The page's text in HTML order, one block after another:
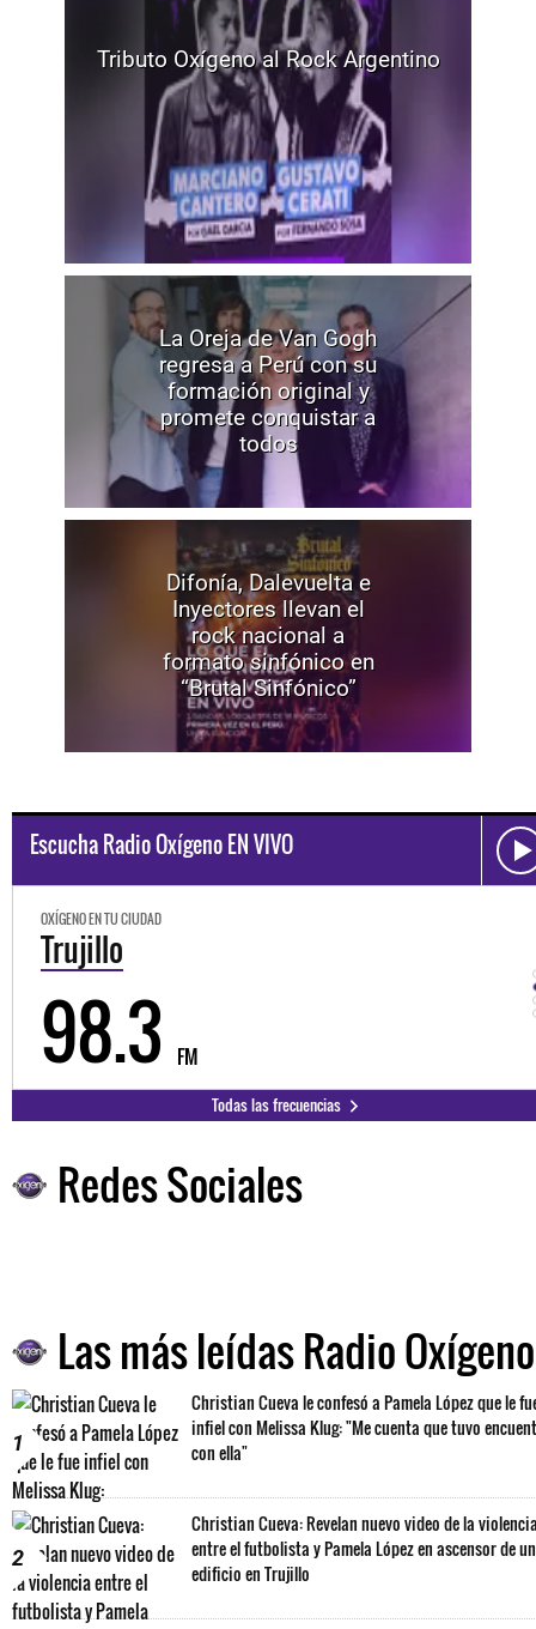
Tributo Oxígeno al Rock Argentino
La Oreja de Van Gogh
regresa a Perú con su
formación original y
promete conquistar a
todos
Difonía, Dalevuelta e
Inyectores llevan el
rock nacional a
formato sinfónico en
“Brutal Sinfónico”
Escucha Radio Oxígeno EN VIVO
OXÍGENO EN TU CIUDAD
Trujillo
98.3 FM
Todas las frecuencias
Redes Sociales
Las más leídas Radio Oxígeno
1
Christian Cueva le confesó a Pamela López que le
infiel con Melissa Klug: "Me cuenta que tuvo
con ella"
2
Christian Cueva: Revelan nuevo video de la
entre el futbolista y Pamela López en ascensor de un
edificio en Trujillo